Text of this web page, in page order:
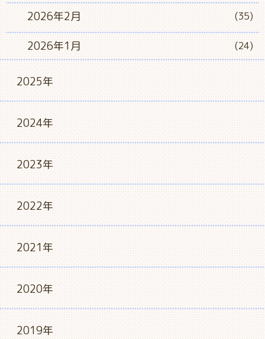
2026年2月 (35)
2026年1月 (24)
2025年
2024年
2023年
2022年
2021年
2020年
2019年